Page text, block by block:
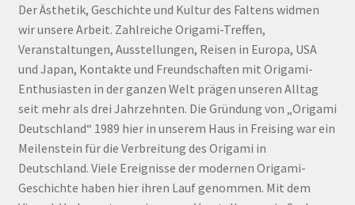
Der Ästhetik, Geschichte und Kultur des Faltens widmen
wir unsere Arbeit. Zahlreiche Origami-Treffen,
Veranstaltungen, Ausstellungen, Reisen in Europa, USA
und Japan, Kontakte und Freundschaften mit Origami-
Enthusiasten in der ganzen Welt prägen unseren Alltag
seit mehr als drei Jahrzehnten. Die Gründung von „Origami
Deutschland“ 1989 hier in unserem Haus in Freising war ein
Meilenstein für die Verbreitung des Origami in
Deutschland. Viele Ereignisse der modernen Origami-
Geschichte haben hier ihren Lauf genommen. Mit dem